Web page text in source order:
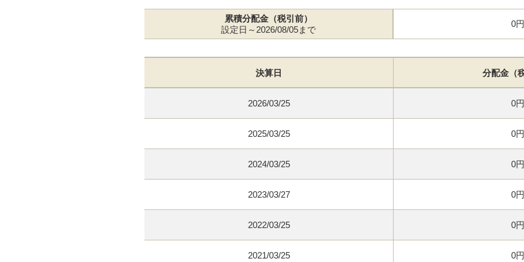
累積分配金（税引前）
設定日～2026/08/05まで
0円
決算日 分配金（
2026/03/25 0円
2025/03/25 0円
2024/03/25 0円
2023/03/27 0円
2022/03/25 0円
2021/03/25 0円